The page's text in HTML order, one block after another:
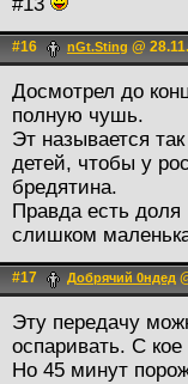
#16 nGt.Sting @
Досмотрел до
полную чушь.
Эт называется
детей, чтобы у
бредятина.
Правда есть
слишком
#17 Добрячий 0ндед
Эту передачу
оспаривать. С
Но 45 минут